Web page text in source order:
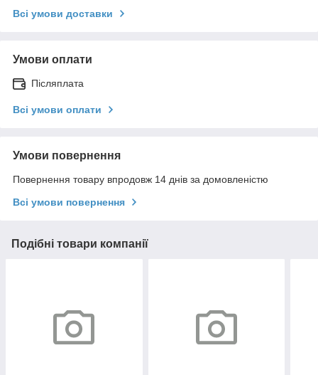
Всі умови доставки
Умови оплати
Післяплата
Всі умови оплати
Умови повернення
Повернення товару впродовж 14 днів за домовленістю
Всі умови повернення
Подібні товари компанії